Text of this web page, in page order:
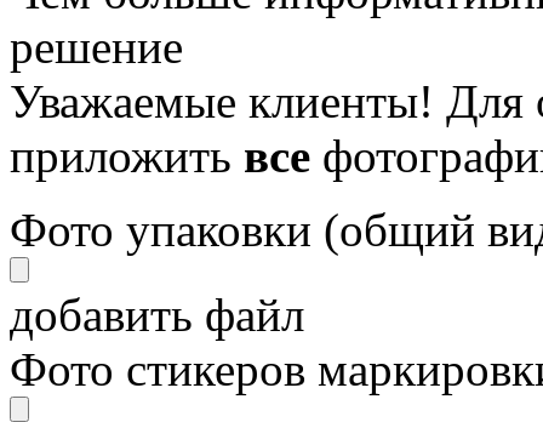
решение
Уважаемые клиенты! Для
приложить все
Фото упаковки (общий
добавить файл
Фото стикеров